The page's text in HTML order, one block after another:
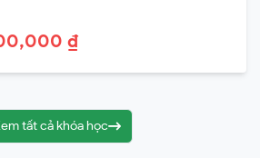
₫
tất cả khóa học